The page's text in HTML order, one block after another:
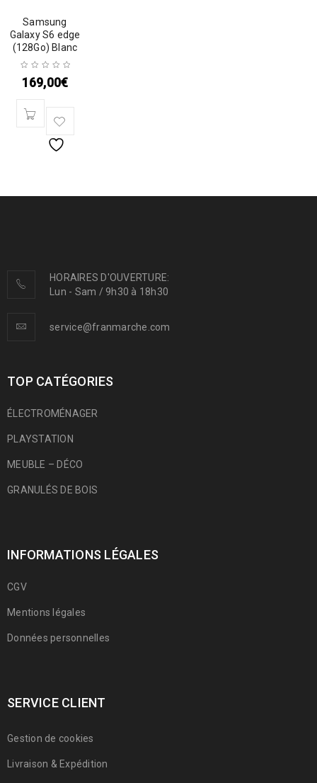
Samsung
Galaxy S6 edge
(128Go) Blanc
169,00€
HORAIRES D'OUVERTURE:
Lun - Sam / 9h30 à 18h30
service@franmarche.com
TOP CATÉGORIES
ÉLECTROMÉNAGER
PLAYSTATION
MEUBLE – DÉCO
GRANULÉS DE BOIS
INFORMATIONS LÉGALES
CGV
Mentions légales
Données personnelles
SERVICE CLIENT
Gestion de cookies
Livraison & Expédition